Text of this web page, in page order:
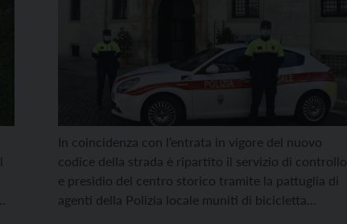
In coincidenza con l’entrata in vigore del nuovo
codice della strada è ripartito il servizio di controllo
e presidio del centro storico tramite la pattuglia di
agenti della Polizia locale muniti di bicicletta